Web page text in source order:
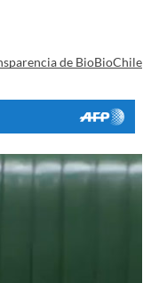
de BioBioChile